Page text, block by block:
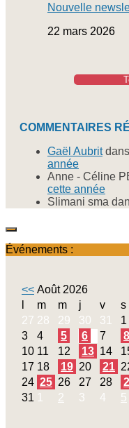
Nouvelle
22 mars 2026
COMMENTAIRES
Gaël Aubritdans
année
Anne - Céline
cette année
Slimani sma
Événements :
<< Août 2026
m m j v s
27 28 29 30 31 1
3
4 5 6 7 8
10 11 12 13 14
17 18 19 20 21
24 25 26 27 28
31 1 2 3 4 5